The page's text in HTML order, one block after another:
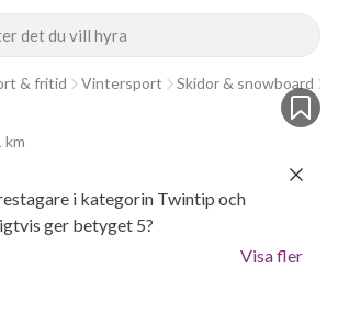
det du vill hyra
& fritid Vintersport Skidor & snowboard
km
i kategorin Twintip och
ger betyget 5?
Visa fler